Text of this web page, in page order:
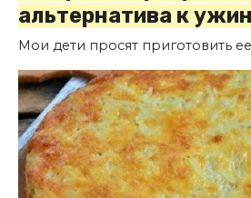
альтернатива к
Мои дети просят приготовить